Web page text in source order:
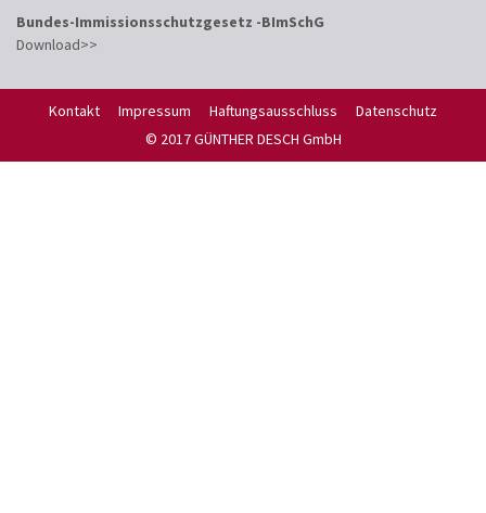
Bundes-Immissionsschutzgesetz -BImSchG
Download>>
Kontakt Impressum Haftungsausschluss
Datenschutz
© 2017 GÜNTHER DESCH GmbH